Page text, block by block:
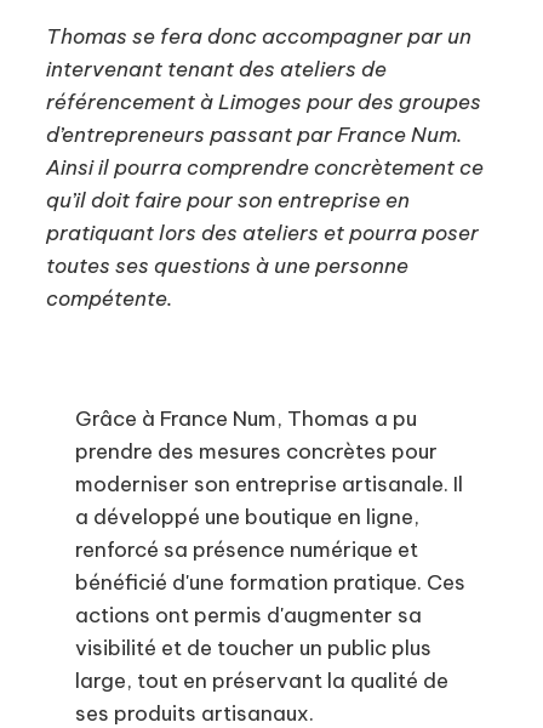
Thomas se fera donc accompagner par un
intervenant tenant des ateliers de
référencement à Limoges pour des groupes
d’entrepreneurs passant par France Num.
Ainsi il pourra comprendre concrètement ce
qu’il doit faire pour son entreprise en
pratiquant lors des ateliers et pourra poser
toutes ses questions à une personne
compétente.
Grâce à France Num, Thomas a pu
prendre des mesures concrètes pour
moderniser son entreprise artisanale. Il
a développé une boutique en ligne,
renforcé sa présence numérique et
bénéficié d'une formation pratique. Ces
actions ont permis d'augmenter sa
visibilité et de toucher un public plus
large, tout en préservant la qualité de
ses produits artisanaux.